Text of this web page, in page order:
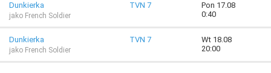
Dunkierka
jako French Soldier
TVN 7
Pon 17.08
0:40
Dunkierka
jako French Soldier
TVN 7
Wt 18.08
20:00